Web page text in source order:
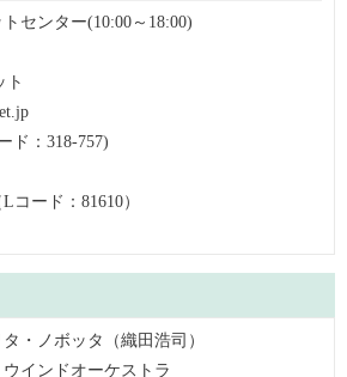
センター(10:00～18:00)
ト
ド：318-757)
コード：81610）
・ノボッタ（織田浩司）
インドオーケストラ